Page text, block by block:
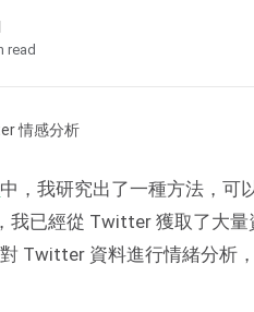
read
中，我研究出了一種方法，可
我已經從 Twitter 獲取了大
Twitter 資料進行情緒分析